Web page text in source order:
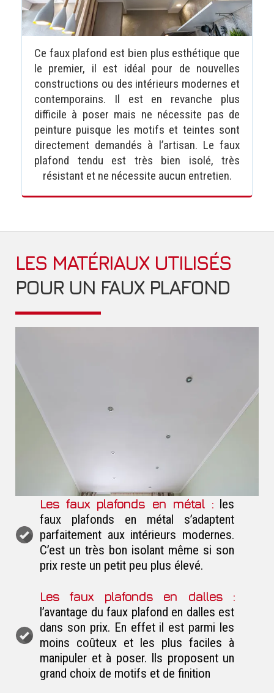
Ce faux plafond est bien plus esthétique que
le premier, il est idéal pour de nouvelles
constructions ou des intérieurs modernes et
contemporains. Il est en revanche plus
difficile à poser mais ne nécessite pas de
peinture puisque les motifs et teintes sont
directement demandés à l’artisan. Le faux
plafond tendu est très bien isolé, très
résistant et ne nécessite aucun entretien.
LES MATÉRIAUX UTILISÉS
POUR UN FAUX PLAFOND
Les faux plafonds en métal :les
faux plafonds en métal s’adaptent
parfaitement aux intérieurs modernes.
C’est un très bon isolant même si son
prix reste un petit peu plus élevé.
Les faux plafonds en dalles :
l’avantage du faux plafond en dalles est
dans son prix. En effet il est parmi les
moins coûteux et les plus faciles à
manipuler et à poser. Ils proposent un
grand choix de motifs et de finition